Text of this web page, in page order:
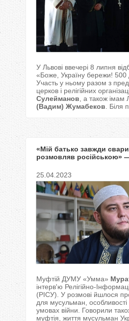
У Львові ввечері 8 липня
«Боже, Україну бережи! 500
Участь у ньому разом з
церков і релігійних
Сулейманов , а також імам
(Вадим) Жумабеков . Біля
«Мій батько завжди
розмовляв російською»
25.04.2023
Муфтій ДУМУ «Умма»
інтерв'ю Релігійно-
(РІСУ). У розмові йшлося
для мусульман,
умовах війни. Говорили
муфтія, життя мусульман